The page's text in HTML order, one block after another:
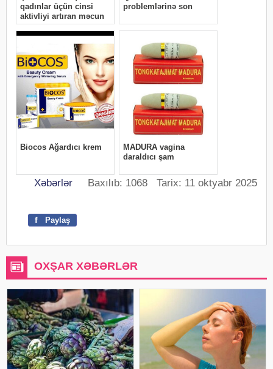
Xəbərlər Baxılıb: 1068 Tarix: 11 oktyabr 2025
f Paylaş
OXŞAR XƏBƏRLƏR